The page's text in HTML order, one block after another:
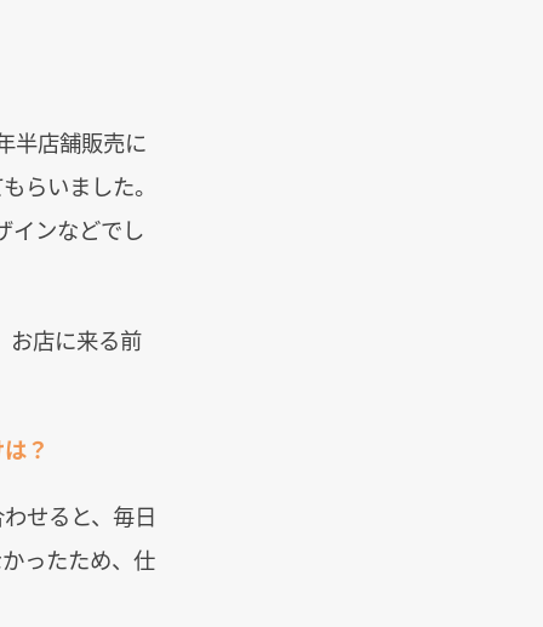
半店舗販売に
らいました。
インなどでし
お店に来る前
？
せると、毎日
ったため、仕